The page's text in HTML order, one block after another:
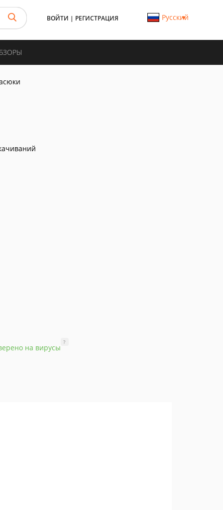
ВОЙТИ | РЕГИСТРАЦИЯ Русский
на вирусы
?